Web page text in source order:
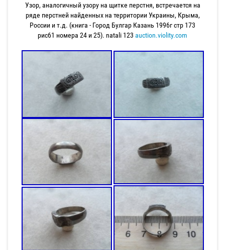
Узор, аналогичный узору на щитке перстня, встречается на
ряде перстней найденных на территории Украины, Крыма,
России и т.д. (книга - Город Булгар Казань 1996г стр 173
рис61 номера 24 и 25). natali 123 auction.violity.com